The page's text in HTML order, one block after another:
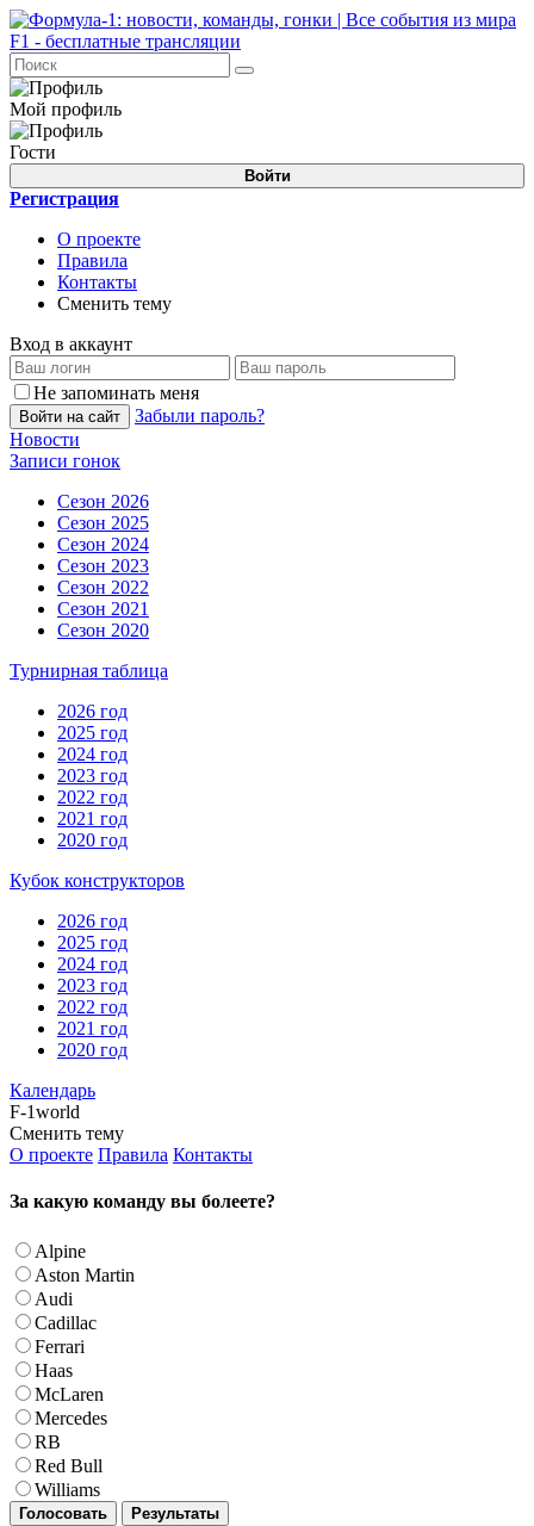
Мой профиль
Гости
Войти
Регистрация
О проекте
Правила
Контакты
Сменить тему
Вход в аккаунт
Не запоминать меня
Войти на сайт
Забыли пароль?
Новости
Записи гонок
Сезон 2026
Сезон 2025
Сезон 2024
Сезон 2023
Сезон 2022
Сезон 2021
Сезон 2020
Турнирная таблица
2026 год
2025 год
2024 год
2023 год
2022 год
2021 год
2020 год
Кубок конструкторов
2026 год
2025 год
2024 год
2023 год
2022 год
2021 год
2020 год
Календарь
F-1world
Сменить тему
О проекте Правила Контакты
За какую команду вы болеете?
Alpine
Aston Martin
Audi
Cadillac
Ferrari
Haas
McLaren
Mercedes
RB
Red Bull
Williams
Голосовать Результаты